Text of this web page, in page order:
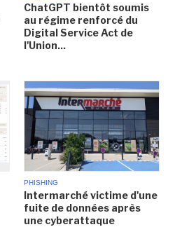
ChatGPT bientôt soumis
au régime renforcé du
Digital Service Act de
l'Union...
PHISHING
Intermarché victime d'une
fuite de données après
une cyberattaque